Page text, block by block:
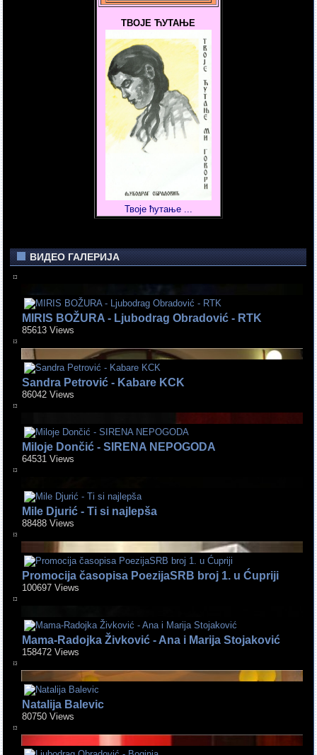
ТВОЈЕ ЋУТАЊЕ
Твоје ћутање ...
ВИДЕО ГАЛЕРИЈА
MIRIS BOŽURA - Ljubodrag Obradović - RTK
85613 Views
Sandra Petrović - Kabare KCK
86042 Views
Miloje Dončić - SIRENA NEPOGODA
64531 Views
Mile Djurić - Ti si najlepša
88488 Views
Promocija časopisa PoezijaSRB broj 1. u Ćupriji
100697 Views
Mama-Radojka Živković - Ana i Marija Stojaković
158472 Views
Natalija Balevic
80750 Views